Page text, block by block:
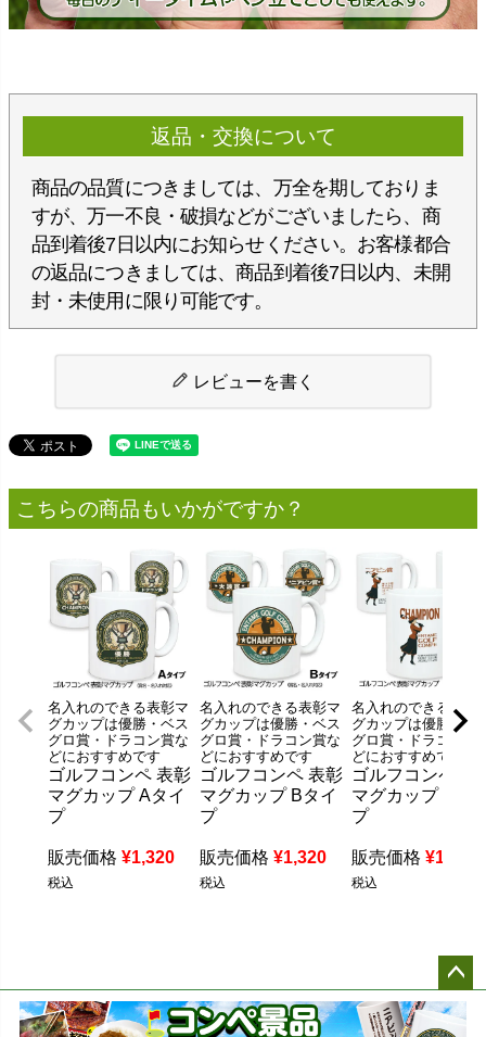
返品・交換について
商品の品質につきましては、万全を期しておりま
すが、万一不良・破損などがございましたら、商
品到着後7日以内にお知らせください。お客様都合
の返品につきましては、商品到着後7日以内、未開
封・未使用に限り可能です。
レビューを書く
こちらの商品もいかがですか？
名入れのできる表彰マ
グカップは優勝・ベス
グロ賞・ドラコン賞な
どにおすすめです
ゴルフコンペ 表彰
マグカップ Aタイ
プ
販売価格 ¥1,320
税込
名入れのできる表彰マ
グカップは優勝・ベス
グロ賞・ドラコン賞な
どにおすすめです
ゴルフコンペ 表彰
マグカップ Bタイ
プ
販売価格 ¥1,320
税込
名入れのできる表彰
グカップは優勝・ベ
グロ賞・ドラコン賞
どにおすすめです
ゴルフコンペ 表
マグカップ Cタ
プ
販売価格 ¥1,320
税込
ペー